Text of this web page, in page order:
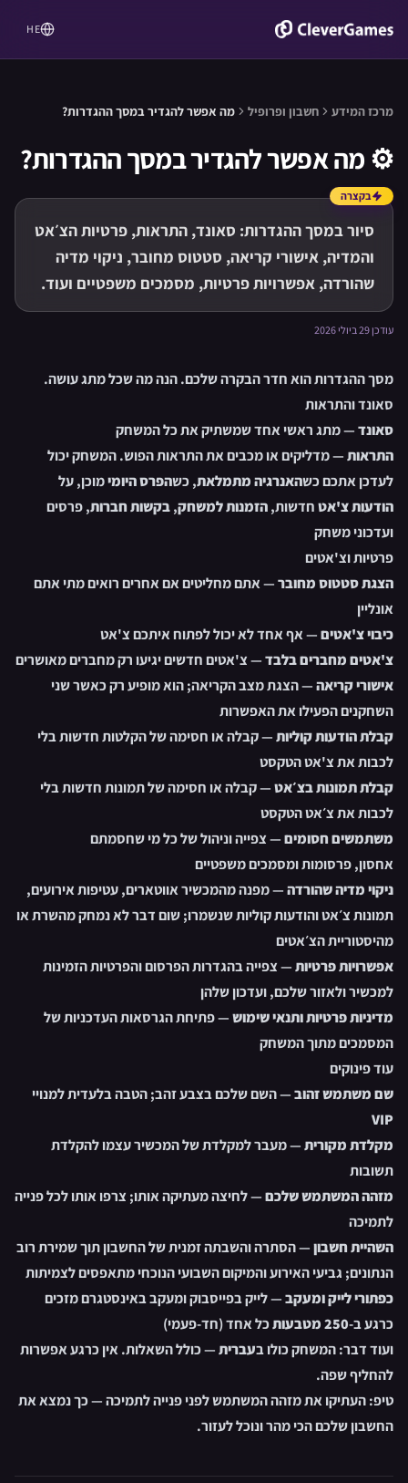
HE
מרכז המידע חשבון ופרופיל מה אפשר להגדיר במסך ההגדרות?
⚙️ מה אפשר להגדיר במסך ההגדרות?
בקצרה
סיור במסך ההגדרות: סאונד, התראות, פרטיות הצ׳אט
והמדיה, אישורי קריאה, סטטוס מחובר, ניקוי מדיה
שהורדה, אפשרויות פרטיות, מסמכים משפטיים ועוד.
עודכן 29 ביולי 2026
מסך ההגדרות הוא חדר הבקרה שלכם. הנה מה שכל מתג עושה.
סאונד והתראות
סאונד— מתג ראשי אחד שמשתיק את כל המשחק
התראות— מדליקים או מכבים את התראות הפוש. המשחק יכול
לעדכן אתכם כשהאנרגיה מתמלאת, כשהפרס היומימוכן, על
הודעות צ'אטחדשות,הזמנות למשחק,בקשות חברות, פרסים
ועדכוני משחק
פרטיות וצ'אטים
הצגת סטטוס מחובר— אתם מחליטים אם אחרים רואים מתי אתם
אונליין
כיבוי צ'אטים— אף אחד לא יכול לפתוח איתכם צ'אט
צ'אטים מחברים בלבד— צ'אטים חדשים יגיעו רק מחברים מאושרים
אישורי קריאה— הצגת מצב הקריאה; הוא מופיע רק כאשר שני
השחקנים הפעילו את האפשרות
קבלת הודעות קוליות— קבלה או חסימה של הקלטות חדשות בלי
לכבות את צ'אט הטקסט
קבלת תמונות בצ׳אט— קבלה או חסימה של תמונות חדשות בלי
לכבות את צ׳אט הטקסט
משתמשים חסומים— צפייה וניהול של כל מי שחסמתם
אחסון, פרסומות ומסמכים משפטיים
ניקוי מדיה שהורדה— מפנה מהמכשיר אווטארים, עטיפות אירועים,
תמונות צ׳אט והודעות קוליות שנשמרו; שום דבר לא נמחק מהשרת או
מהיסטוריית הצ׳אטים
אפשרויות פרטיות— צפייה בהגדרות הפרסום והפרטיות הזמינות
למכשיר ולאזור שלכם, ועדכון שלהן
מדיניות פרטיות ותנאי שימוש— פתיחת הגרסאות העדכניות של
המסמכים מתוך המשחק
עוד פינוקים
שם משתמש זהוב— השם שלכם בצבע זהב; הטבה בלעדית למנויי
VIP
מקלדת מקורית— מעבר למקלדת של המכשיר עצמו להקלדת
תשובות
מזהה המשתמש שלכם— לחיצה מעתיקה אותו; צרפו אותו לכל פנייה
לתמיכה
השהיית חשבון— הסתרה והשבתה זמנית של החשבון תוך שמירת רוב
הנתונים; גביעי האירוע והמיקום השבועי הנוכחי מתאפסים לצמיתות
כפתורי לייק ומעקב— לייק בפייסבוק ומעקב באינסטגרם מזכים
כרגע ב-250 מטבעות
כל אחד (חד-פעמי)
ועוד דבר: המשחק כולו בעברית— כולל השאלות. אין כרגע אפשרות
להחליף שפה.
טיפ: העתיקו את מזהה המשתמש לפני פנייה לתמיכה — כך נמצא את
החשבון שלכם הכי מהר ונוכל לעזור.